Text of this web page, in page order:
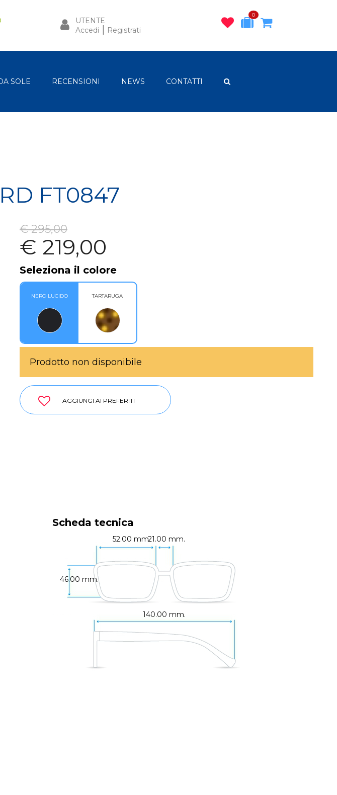
UTENTE
Accedi | Registrati
0
SOLE RECENSIONI NEWS CONTATTI
FT0847
€ 295,00
€ 219,00
Seleziona il colore
NERO LUCIDO TARTARUGA
Prodotto non disponibile
AGGIUNGI AI PREFERITI
Scheda tecnica
52.00 mm.21.00 mm.
140.00 mm.
46.00 mm.